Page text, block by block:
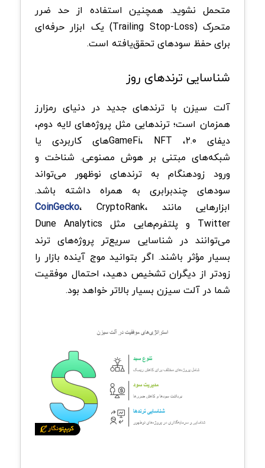
متحمل نشوید. همچنین استفاده از حد ضرر
متحرک (Trailing Stop-Loss) یک ابزار حرفه‌ای
برای حفظ سودهای تحقق‌یافته است.
شناسایی ترندهای روز
آلت سیزن با ترندهای جدید در دنیای رمزارز
همزمان است؛ ترندهایی مثل پروژه‌های لایه دوم،
دیفای ۲.۰، GameFi، NFTهای کاربردی یا
شبکه‌های مبتنی بر هوش مصنوعی. شناخت و
ورود زودهنگام به ترندهای نوظهور می‌تواند
سودهای چندبرابری به همراه داشته باشد.
ابزارهایی مانند
CoinGecko، CryptoRank،
Twitter و پلتفرم‌هایی مثل Dune Analytics
می‌توانند در شناسایی سریع‌تر پروژه‌های ترند
بسیار مؤثر باشند. اگر بتوانید موج آینده بازار را
زودتر از دیگران تشخیص دهید، احتمال موفقیت
شما در آلت سیزن بسیار بالاتر خواهد بود.